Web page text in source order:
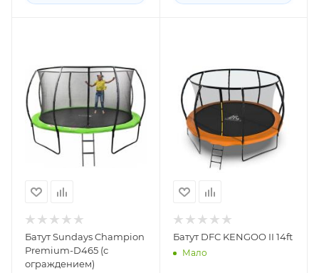
Батут Sundays Champion
Premium-D465 (с
ограждением)
Батут DFC KENGOO II 14ft
Мало